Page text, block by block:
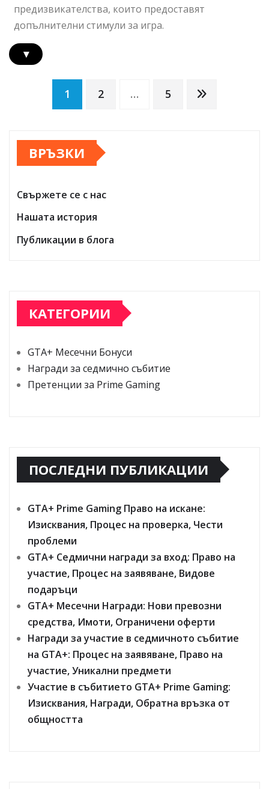
предизвикателства, които предоставят
допълнителни стимули за игра.
▾
Posts
pagination
1 2 … 5
ВРЪЗКИ
Свържете се с нас
Нашата история
Публикации в блога
КАТЕГОРИИ
GTA+ Месечни Бонуси
Награди за седмично събитие
Претенции за Prime Gaming
ПОСЛЕДНИ ПУБЛИКАЦИИ
GTA+ Prime Gaming Право на искане:
Изисквания, Процес на проверка, Чести
проблеми
GTA+ Седмични награди за вход: Право на
участие, Процес на заявяване, Видове
подаръци
GTA+ Месечни Награди: Нови превозни
средства, Имоти, Ограничени оферти
Награди за участие в седмичното събитие
на GTA+: Процес на заявяване, Право на
участие, Уникални предмети
Участие в събитието GTA+ Prime Gaming:
Изисквания, Награди, Обратна връзка от
общността